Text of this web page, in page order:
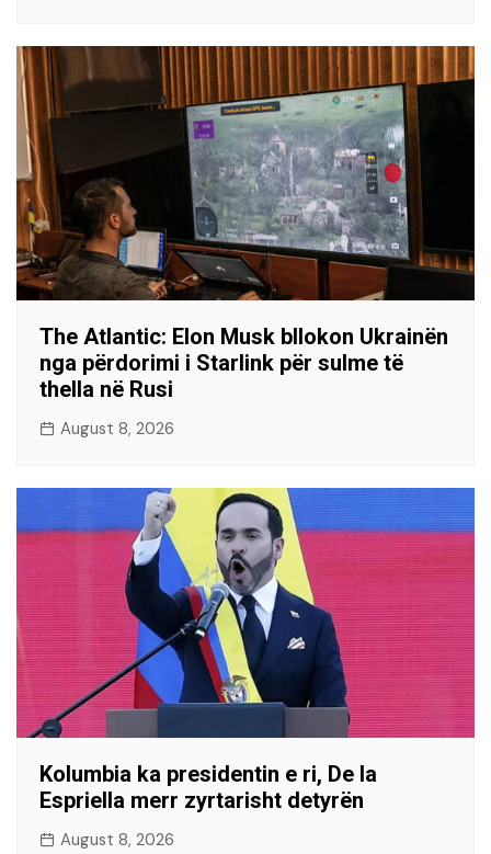
The Atlantic: Elon Musk bllokon Ukrainën
nga përdorimi i Starlink për sulme të
thella në Rusi
August 8, 2026
Kolumbia ka presidentin e ri, De la
Espriella merr zyrtarisht detyrën
August 8, 2026